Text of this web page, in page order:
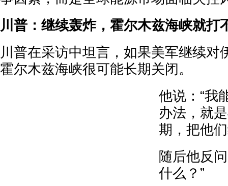
川普：继续轰炸，霍尔木兹海峡就打
川普在采访中坦言，如果美军继续对
霍尔木兹海峡很可能长期关闭。
他说：“我
办法，就
期，把他
随后他反
什么？”